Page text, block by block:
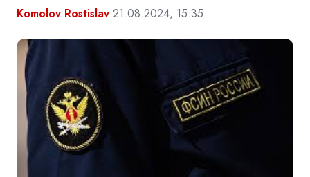
Komolov Rostislav 21.08.2024, 15:35